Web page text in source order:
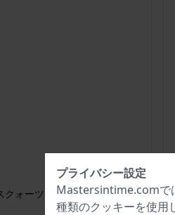
クォーツウォッチ
プライバシー設定
Mastersintime.comで
種類のクッキーを使用